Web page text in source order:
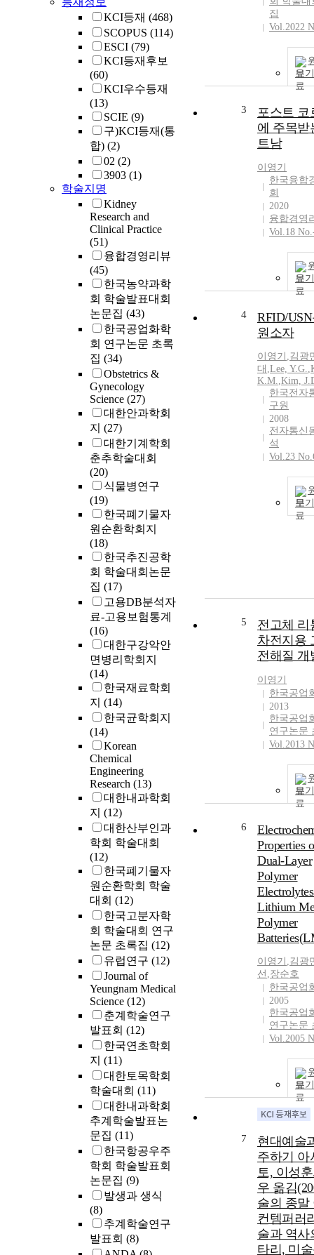
KCI등재 (468)
SCOPUS (114)
ESCI (79)
KCI등재후보
(60)
KCI우수등재
(13)
SCIE (9)
구)KCI등재(통
합) (2)
02 (2)
3903 (1)
학술지명
Kidney
Research and
Clinical Practice
(51)
융합경영리뷰
(45)
한국농약과학
회 학술발표대회
논문집 (43)
한국공업화학
회 연구논문 초록
집 (34)
Obstetrics &
Gynecology
Science (27)
대한안과학회
지 (27)
대한기계학회
춘추학술대회
(20)
식물병연구
(19)
한국폐기물자
원순환학회지
(18)
한국추진공학
회 학술대회논문
집 (17)
고용DB분석자
료-고용보험통계
(16)
대한구강악안
면병리학회지
(14)
한국재료학회
지 (14)
한국균학회지
(14)
Korean
Chemical
Engineering
Research (13)
대한내과학회
지 (12)
대한산부인과
학회 학술대회
(12)
한국폐기물자
원순환학회 학술
대회 (12)
한국고분자학
회 학술대회 연구
논문 초록집 (12)
유럽연구 (12)
Journal of
Yeungnam Medical
Science (12)
춘계학술연구
발표회 (12)
한국연초학회
지 (11)
대한토목학회
학술대회 (11)
대한내과학회
추계학술발표논
문집 (11)
한국항공우주
학회 학술발표회
논문집 (9)
발생과 생식
(8)
추계학술연구
발표회 (8)
집
Vol.2022
보기
3
포스트 코
에 주목받
트남
이영기
한국융합
회
2020
융합경영
Vol.18
보기
4
RFID/
원소자
이영기 ,김광
대 ,Lee, Y.G.,
K.M.,Kim,
한국전자
구원
2008
전자통신
석
Vol.23
보기
5
전고체 리
차전지용
전해질 개
이영기
한국공업
2013
한국공업
연구논문
Vol.2013
보기
6
Properties
Dual-Layer
Polymer
Lithium
Polymer
이영기 ,김광
선 ,장순호
한국공업
2005
한국공업
연구논문
Vol.2005
보기
7
현대예술
주하기 아
토, 이성
우 옮김
술의 종말
컨템퍼러
술과 역사
타리, 미